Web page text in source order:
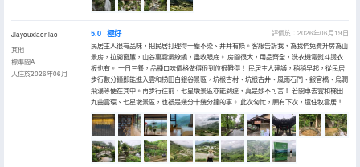
Jiayouxiaoniao
其他
標準間A
入住於2026年06月
5.0 極好
評價於：2026年06月19日
民居主人很有品味，把民居打理得一塵不染、井井有條。客服告訴我，為我們免費升房為山
景房，拉開窗簾，山谷裏霧氣繚繞，盡收眼底。 房間很大，用品齊全，洗衣機電熨斗燙衣
板也有。 一日三餐，品種口味價格做得很到位很難得！ 民居主人建議，稍稍早起，從民居
步行數分鐘即能進入雲和梯田白銀谷景區，坑根古村、坑根古井、風雨石門、銀官橋、烏澗
飛瀑等便在其中。再步行往前，七星墩景區亦能到達，真是妙不可言！ 若開車去雲和梯田
九曲雲環、七星墩景區，也衹是幾分十幾分鐘的事。 此次匆忙，願有下次，還住牧雲居！